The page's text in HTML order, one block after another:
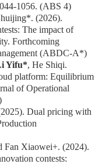
1056. (ABS 4)
(2026).
The impact of
Forthcoming
(ABDC-A*)
Yifu*, He Shiqi.
platform: Equilibrium
of Operational
Dual pricing with
Fan Xiaowei+. (2024).
contests: